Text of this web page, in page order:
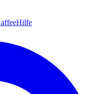
Hilfe